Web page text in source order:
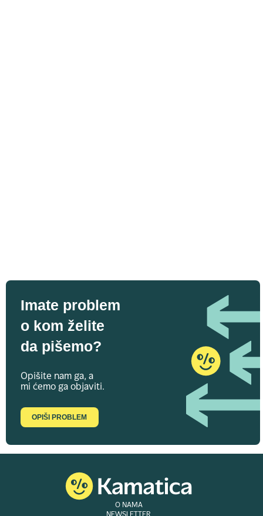
Imate problem
o kom želite
da pišemo?
Opišite nam ga, a
mi ćemo ga objaviti.
OPIŠI PROBLEM
O NAMA